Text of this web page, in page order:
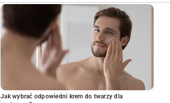
Jak wybrać odpowiedni krem do twarzy dla